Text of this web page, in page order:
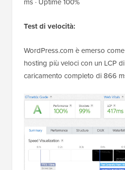
Test di velocità:
WordPress.com è emerso
hosting più veloci con un LCP
caricamento completo di 866